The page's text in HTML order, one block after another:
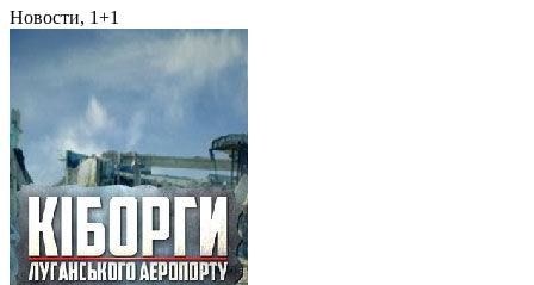
Новости, 1+1